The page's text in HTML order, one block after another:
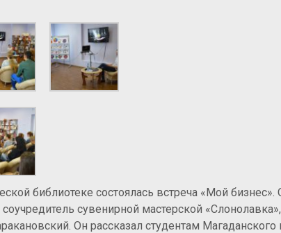
библиотеке состоялась встреча «Мой
сувенирной мастерской
Он рассказал студентам